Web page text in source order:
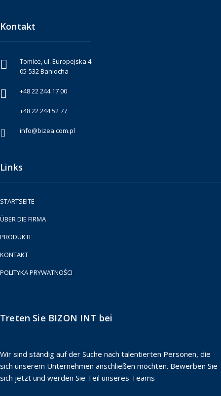
Kontakt
Tomice, ul. Europejska 4
05-532 Baniocha
+48 22 244 17 00
+48 22 244 52 77
info@bizea.com.pl
Links
STARTSEITE
ÜBER DIE FIRMA
PRODUKTE
KONTAKT
POLITYKA PRYWATNOŚCI
Treten Sie BIZON INT bei
Wir sind ständig auf der Suche nach talentierten Personen, die
sich unserem Unternehmen anschließen möchten. Bewerben Sie
sich jetzt und werden Sie Teil unseres Teams